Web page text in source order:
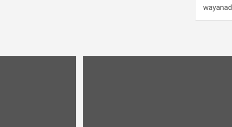
wayanad